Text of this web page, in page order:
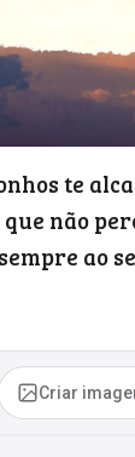
te
que não
ao
Criar